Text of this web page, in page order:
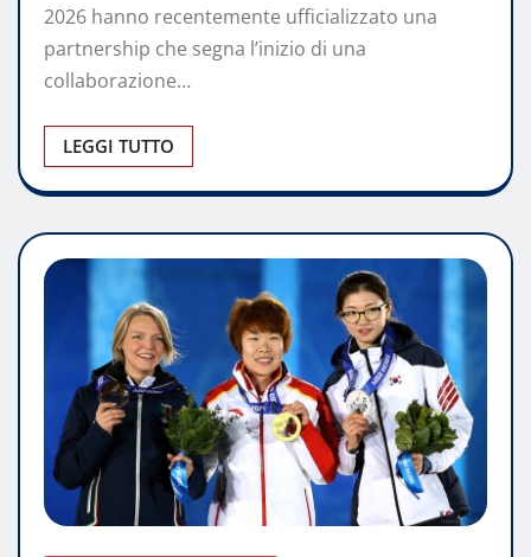
2026 hanno recentemente ufficializzato una
partnership che segna l’inizio di una
collaborazione…
LEGGI TUTTO